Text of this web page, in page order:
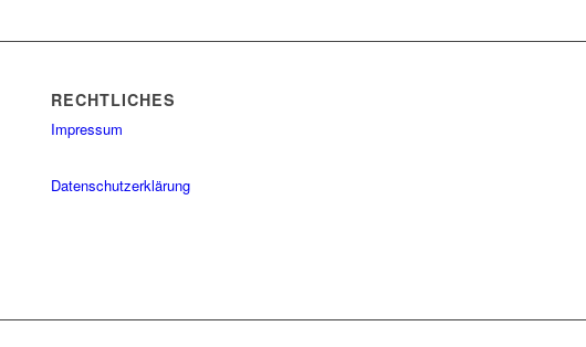
RECHTLICHES
Impressum
Datenschutzerklärung